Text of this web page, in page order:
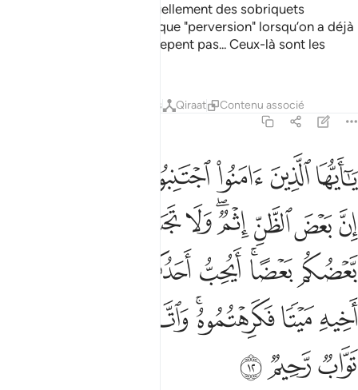
et ne vous lancez pas mutuellement des sobriquets
(injurieux). Quel vilain mot que "perversion" lorsqu’on a déjà
la foi . Et quiconque ne se repent pas... Ceux-là sont les
Réflexions Qiraat Contenu associé
يا ايها الذين امنوا اجتنبوا كثيرا من الظن ان بعض الظن اثم ولا
يَـٰٓأَيُّهَا ٱلَّذِينَ ءَامَنُوا۟ ٱجْتَنِبُوا۟ كَثِيرًۭا مِّنَ ٱلظَّنِّ إِنَّ بَعْضَ ٱلظَّنِّ
ﱁﱂﱃﱄ
ﱈﱉ ﱊﱋﱌﱍﱎ
ﱑﱒﱓﱔﱕ
ﱙﱚﱛﱜﱝ
ﱢﱣﱤ